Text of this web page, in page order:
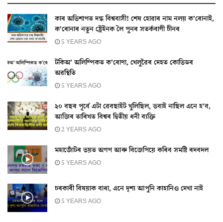
কাৰ অভিশাপত দগ্ধ বিশ্ববাসী! শেষ হোৱাৰ নাম নলয় ক’ৰোনাই,
ক’ৰোনাৰ নতুন ষ্ট্ৰেইনক লৈ পুনৰ সতৰ্কবাণী চীনৰ
5 YEARS AGO
টকিঅ’ অলিম্পিকত ক’ৰোণা, খেলুৱৈৰ দেহত কোভিডৰ
অৱস্থিতি
5 YEARS AGO
২০ বছৰ পূৰ্বে এটা ৱেবছাইট খুলিছিল, ভবাই নাছিল এনে হ’ব,
আজিৰ তাৰিখত বিশ্বৰ দ্বিতীয় ধনী ব্যক্তি
2 YEARS AGO
মহাজোঁটৰ ভয়ত অগপ আৰু বিজেপিয়ে কৰিব সমষ্টি ৰদবদল
5 YEARS AGO
চৰকাৰী বিষয়াক বাধা, এনে দৃশ্য আপুনি কাহানিও দেখা নাই
5 YEARS AGO